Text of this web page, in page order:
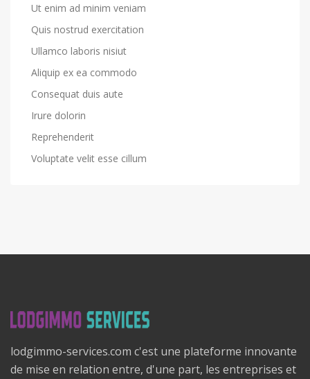
Ut enim ad minim veniam
Quis nostrud exercitation
Ullamco laboris nisiut
Aliquip ex ea commodo
Consequat duis aute
Irure dolorin
Reprehenderit
Voluptate velit esse cillum
lodgimmo-services.com c'est une plateforme innovante
de mise en relation entre, d'une part, les entreprises et